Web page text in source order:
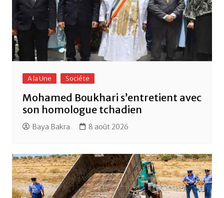
A la Une Sociéte
Mohamed Boukhari s’entretient avec
son homologue tchadien
Baya Bakra 8 août 2026